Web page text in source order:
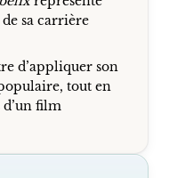
sa carrière
d’appliquer son
tout en
film